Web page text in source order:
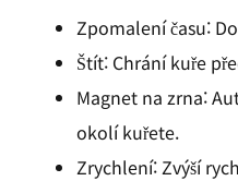
Zpomalení času:
Štít: Chrání kuře
Magnet na zrna:
okolí kuřete.
Zrychlení: Zvýší